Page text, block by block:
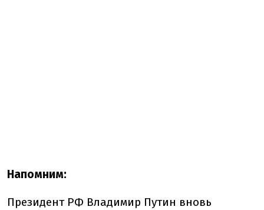
Напомним:
Президент РФ Владимир Путин вновь